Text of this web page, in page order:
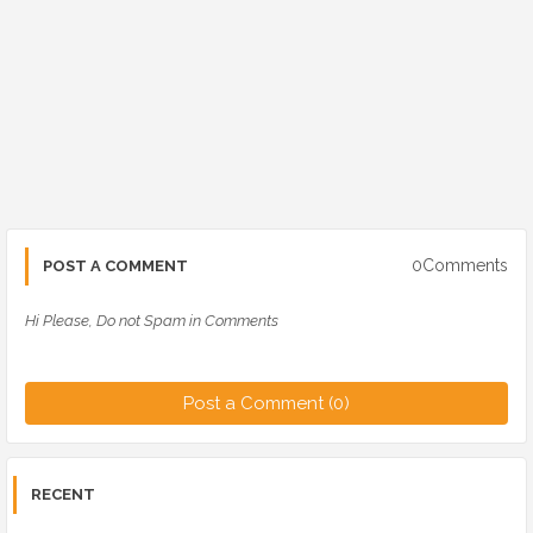
POST A COMMENT 0Comments
Hi Please, Do not Spam in Comments
Post a Comment (0)
RECENT